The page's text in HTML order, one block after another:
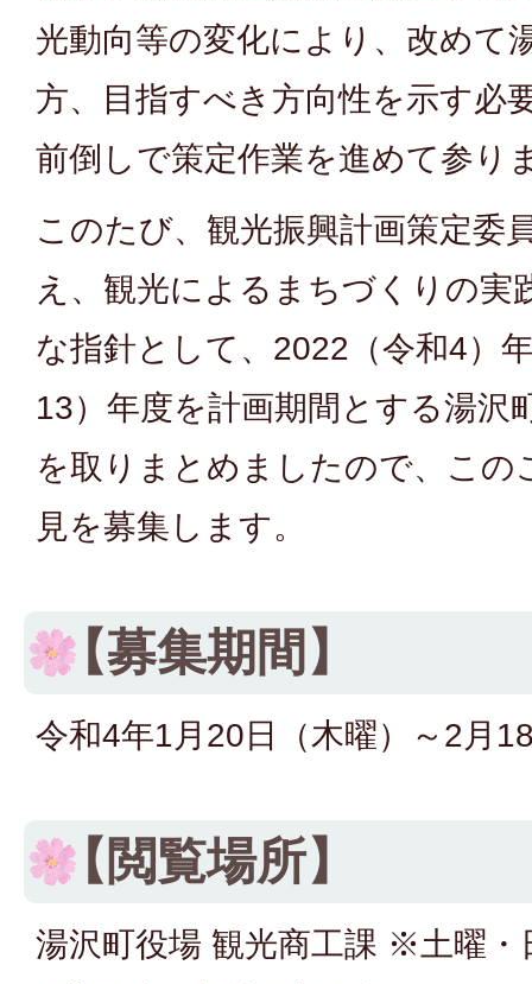
光動向等の変化により、改めて
方、目指すべき方向性を示す必
前倒しで策定作業を進めて参り
このたび、観光振興計画策定委
え、観光によるまちづくりの実
な指針として、2022（令和4）
13）年度を計画期間とする湯沢
を取りまとめましたので、この
見を募集します。
【募集期間】
令和4年1月20日（木曜）～2月
【閲覧場所】
湯沢町役場 観光商工課 ※土曜・